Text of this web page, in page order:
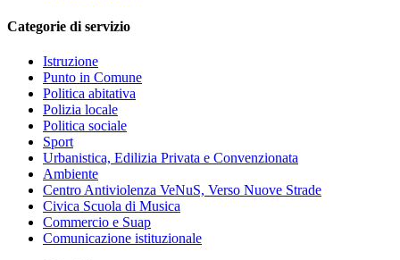
Categorie di servizio
Istruzione
Punto in Comune
Politica abitativa
Polizia locale
Politica sociale
Sport
Urbanistica, Edilizia Privata e Convenzionata
Ambiente
Centro Antiviolenza VeNuS, Verso Nuove Strade
Civica Scuola di Musica
Commercio e Suap
Comunicazione istituzionale